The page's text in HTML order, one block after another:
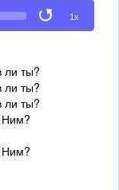
1x
ли ты?
ли ты?
ли ты?
Ним?
Ним?